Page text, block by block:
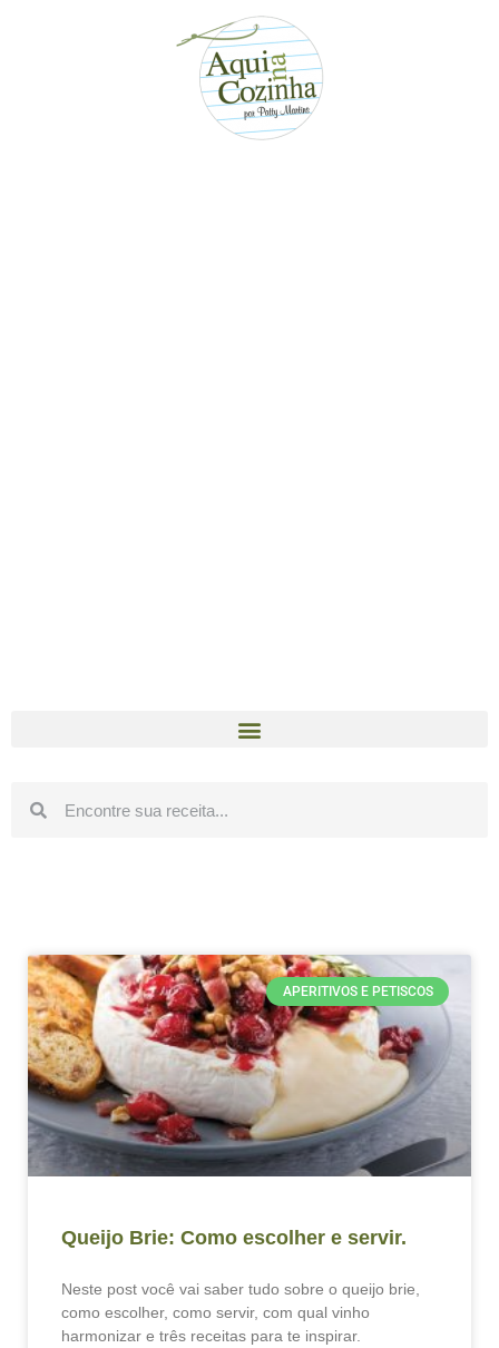
APERITIVOS E PETISCOS
Queijo Brie: Como escolher e servir.
Neste post você vai saber tudo sobre o queijo brie,
como escolher, como servir, com qual vinho
harmonizar e três receitas para te inspirar.